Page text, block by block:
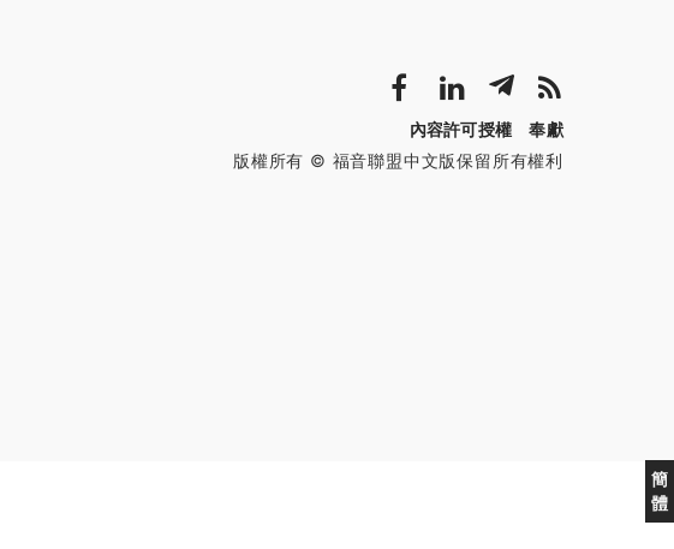
簡
體
內容許可授權
奉獻
版權所有 © 福音聯盟中文版保留所有權利